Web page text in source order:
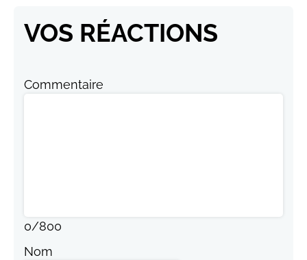
VOS RÉACTIONS
Commentaire
0/800
Nom